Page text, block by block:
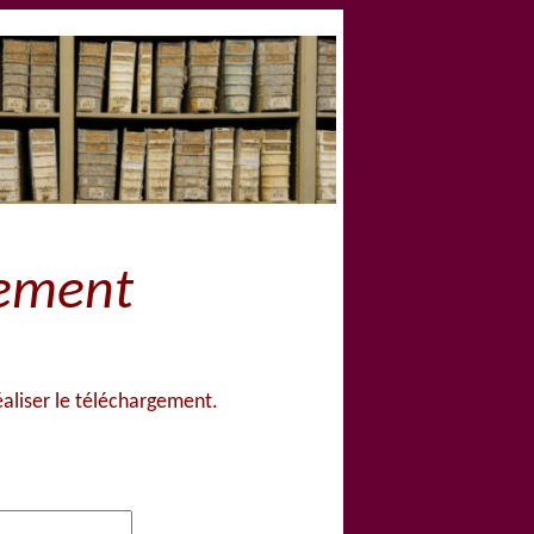
le téléchargement.